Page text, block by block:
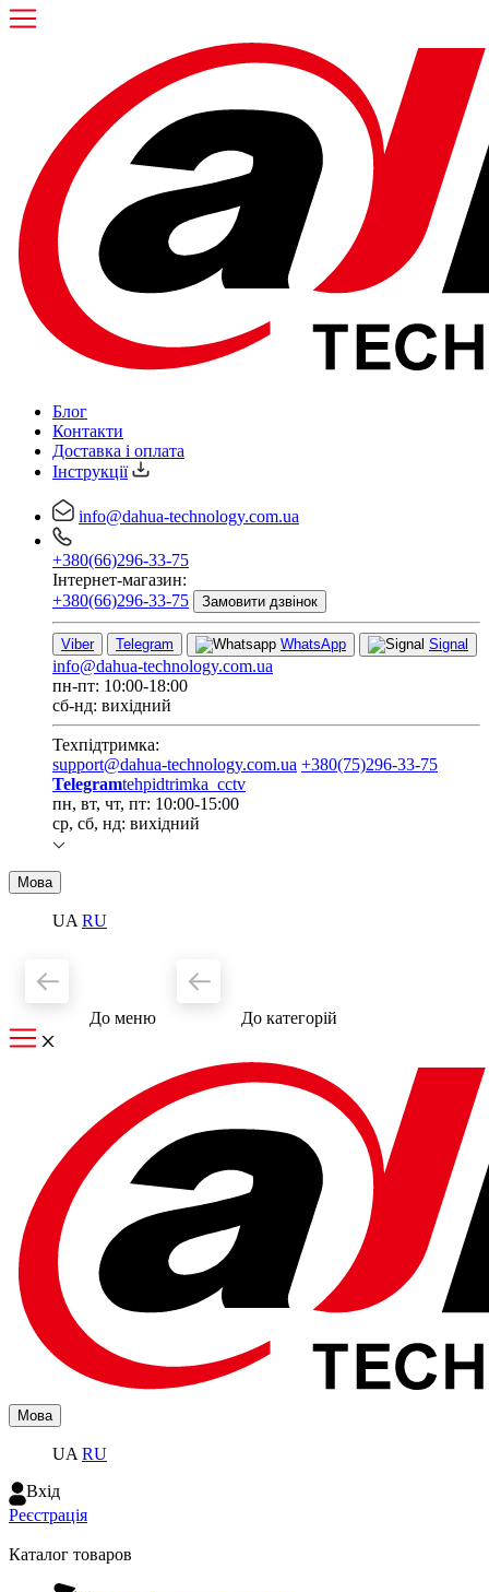
Блог
Контакти
Доставка і оплата
Інструкції
info@dahua-technology.com.ua
+380(66)296-33-75
Інтернет-магазин:
+380(66)296-33-75
Замовити дзвінок
Viber Telegram WhatsApp Signal
info@dahua-technology.com.ua
пн-пт: 10:00-18:00
сб-нд: вихідний
Техпідтримка:
support@dahua-technology.com.ua +380(75)296-33-75
Telegramtehpidtrimka_cctv
пн, вт, чт, пт: 10:00-15:00
ср, сб, нд: вихідний
Мова
UA RU
До меню До категорiй
Мова
UA RU
Вхiд
Реєстрація
Каталог товаров